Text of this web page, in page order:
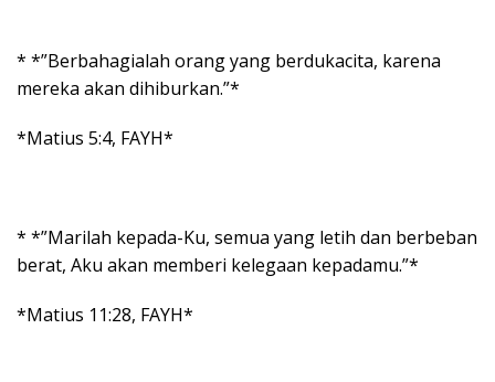
* *”Berbahagialah orang yang berdukacita, karena
mereka akan dihiburkan.”*
*Matius 5:4, FAYH*
* *”Marilah kepada-Ku, semua yang letih dan berbeban
berat, Aku akan memberi kelegaan kepadamu.”*
*Matius 11:28, FAYH*